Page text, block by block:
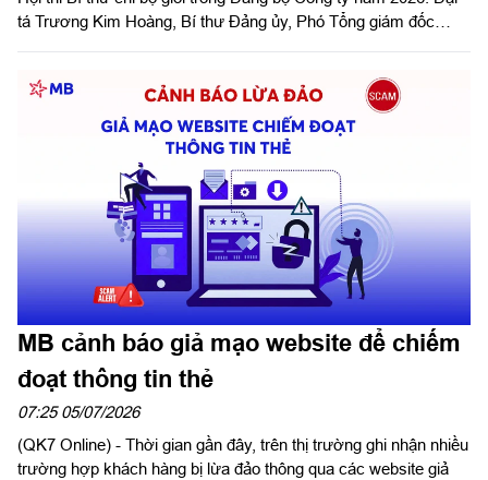
tá Trương Kim Hoàng, Bí thư Đảng ủy, Phó Tổng giám đốc
MB cảnh báo giả mạo website để chiếm
đoạt thông tin thẻ
07:25 05/07/2026
(QK7 Online) - Thời gian gần đây, trên thị trường ghi nhận nhiều
trường hợp khách hàng bị lừa đảo thông qua các website giả